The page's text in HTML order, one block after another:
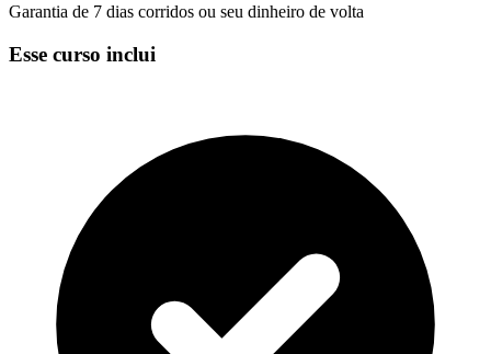
Garantia de 7 dias corridos ou seu dinheiro de volta
Esse curso inclui